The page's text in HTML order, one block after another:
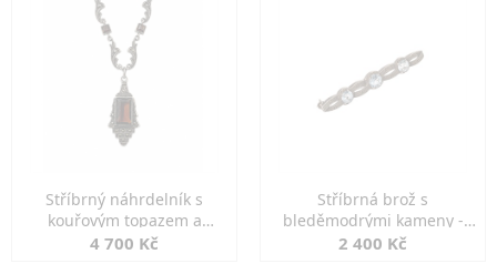
Stříbrný náhrdelník s
kouřovým topazem a
markazity
4 700 Kč
Stříbrná brož s
bleděmodrými kameny -
jemná elegance
2 400 Kč